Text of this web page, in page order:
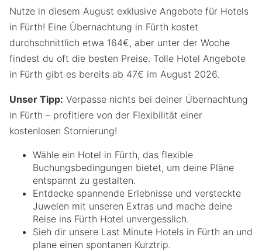
Nutze in diesem August exklusive Angebote für Hotels
in Fürth! Eine Übernachtung in Fürth kostet
durchschnittlich etwa 164€, aber unter der Woche
findest du oft die besten Preise. Tolle Hotel Angebote
in Fürth gibt es bereits ab 47€ im August 2026.
Unser Tipp: Verpasse nichts bei deiner Übernachtung
in Fürth – profitiere von der Flexibilität einer
kostenlosen Stornierung!
Wähle ein Hotel in Fürth, das flexible
Buchungsbedingungen bietet, um deine Pläne
entspannt zu gestalten.
Entdecke spannende Erlebnisse und versteckte
Juwelen mit unseren Extras und mache deine
Reise ins Fürth Hotel unvergesslich.
Sieh dir unsere Last Minute Hotels in Fürth an und
plane einen spontanen Kurztrip.